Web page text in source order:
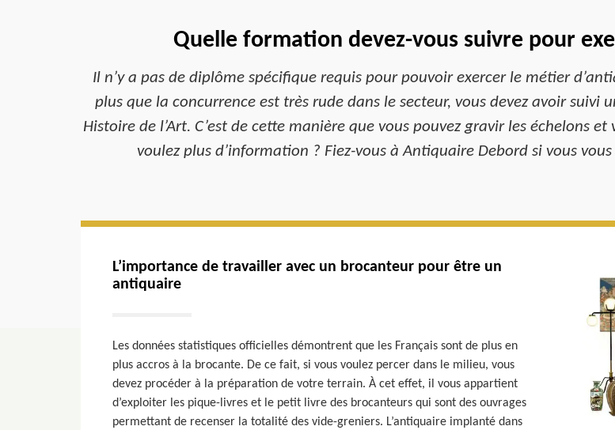
Quelle formation devez-vous suivre pour
Il n’y a pas de diplôme spécifique requis pour pouvoir exercer le métier
plus que la concurrence est très rude dans le secteur, vous devez avoir suivi
Histoire de l’Art. C’est de cette manière que vous pouvez gravir les échelons
voulez plus d’information ? Fiez-vous à Antiquaire Debord si vous
L’importance de travailler avec un brocanteur pour être un
antiquaire
Les données statistiques officielles démontrent que les Français sont de plus en
plus accros à la brocante. De ce fait, si vous voulez percer dans le milieu, vous
devez procéder à la préparation de votre terrain. À cet effet, il vous appartient
d’exploiter les pique-livres et le petit livre des brocanteurs qui sont des ouvrages
permettant de recenser la totalité des vide-greniers. L’antiquaire implanté dans